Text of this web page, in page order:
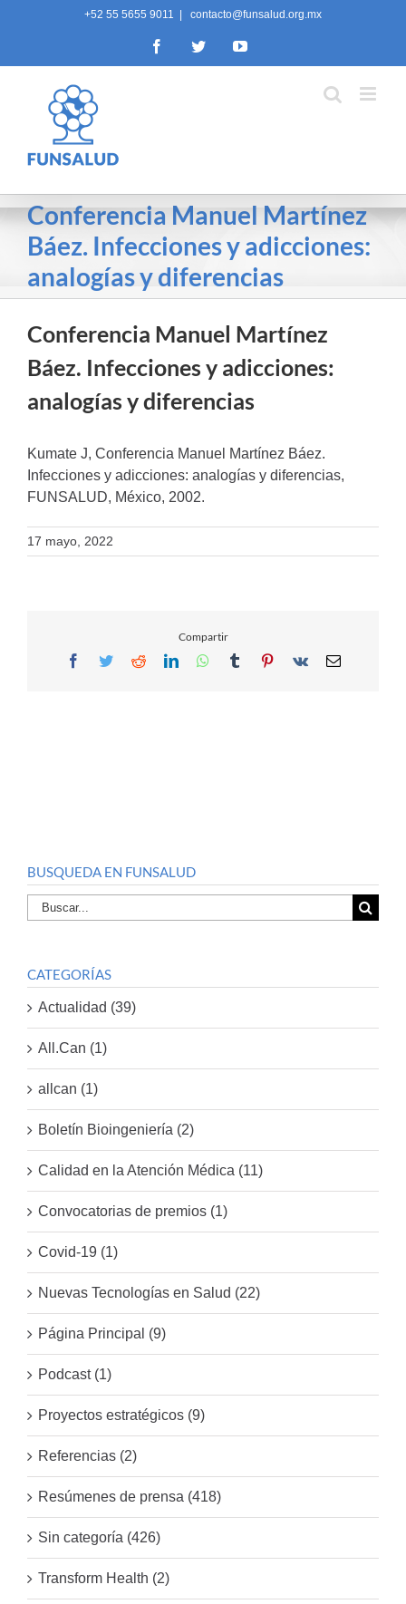
+52 55 5655 9011 contacto@funsalud.org.mx
FacebookTwitterYouTube
Conferencia Manuel Martínez
Báez. Infecciones y adicciones:
analogías y diferencias
Conferencia Manuel Martínez
Báez. Infecciones y adicciones:
analogías y diferencias
Kumate J, Conferencia Manuel Martínez Báez.
Infecciones y adicciones: analogías y diferencias,
FUNSALUD, México, 2002.
17 mayo, 2022
Compartir
Facebook
TwitterRedditLinkedInWhatsApp
TumblrPinterest
Vk Email
BUSQUEDA EN FUNSALUD
Buscar
por:
CATEGORÍAS
Actualidad (39)
All.Can (1)
allcan (1)
Boletín Bioingeniería (2)
Calidad en la Atención Médica (11)
Convocatorias de premios (1)
Covid-19 (1)
Nuevas Tecnologías en Salud (22)
Página Principal (9)
Podcast (1)
Proyectos estratégicos (9)
Referencias (2)
Resúmenes de prensa (418)
Sin categoría (426)
Transform Health (2)